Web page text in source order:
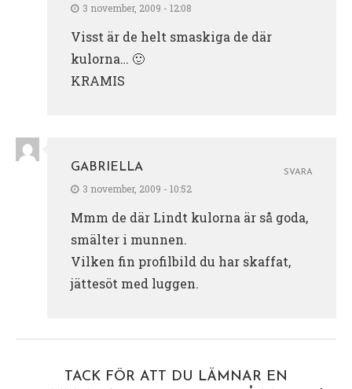
3 november, 2009 - 12:08
Visst är de helt smaskiga de där
kulorna… 🙂
KRAMIS
GABRIELLA
3 november, 2009 - 10:52
Mmm de där Lindt kulorna är så goda,
smälter i munnen.
Vilken fin profilbild du har skaffat,
jättesöt med luggen.
SVARA
TACK FÖR ATT DU LÄMNAR EN